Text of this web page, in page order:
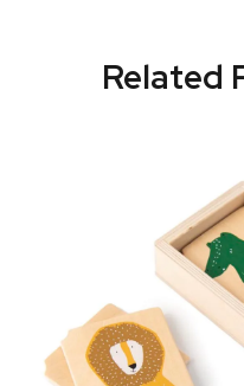
Related